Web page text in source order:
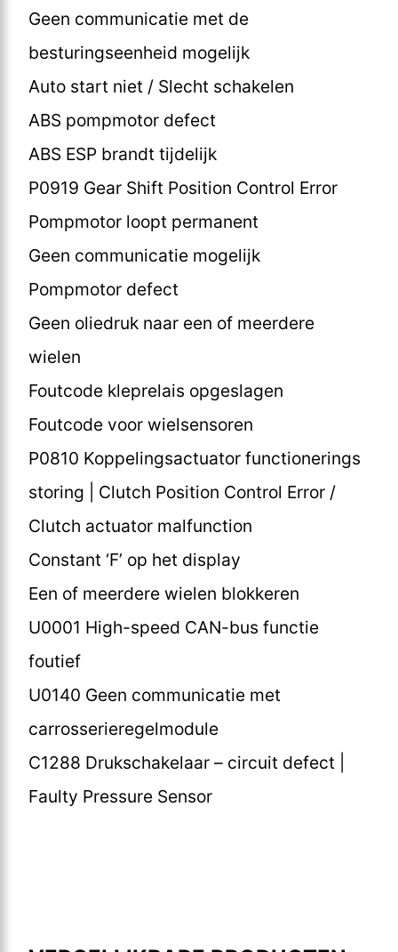
Geen communicatie met de
besturingseenheid mogelijk
Auto start niet / Slecht schakelen
ABS pompmotor defect
ABS ESP brandt tijdelijk
P0919 Gear Shift Position Control Error
Pompmotor loopt permanent
Geen communicatie mogelijk
Pompmotor defect
Geen oliedruk naar een of meerdere
wielen
Foutcode kleprelais opgeslagen
Foutcode voor wielsensoren
P0810 Koppelingsactuator functionerings
storing | Clutch Position Control Error /
Clutch actuator malfunction
Constant ‘F’ op het display
Een of meerdere wielen blokkeren
U0001 High-speed CAN-bus functie
foutief
U0140 Geen communicatie met
carrosserieregelmodule
C1288 Drukschakelaar – circuit defect |
Faulty Pressure Sensor